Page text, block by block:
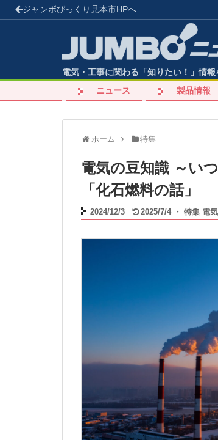
ジャンボびっくり見本市HPへ
電気・工事に関わる「知りたい！」情報
ニュース
製品情報
ホーム 特集
電気の豆知識 ～い
「化石燃料の話」
2024/12/3 2025/7/4・ 特集 電